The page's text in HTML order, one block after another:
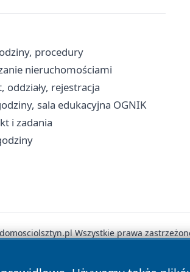
procedury
nieruchomościami
oddziały, rejestracja
sala edukacyjna OGNIK
i zadania
Wszystkie prawa